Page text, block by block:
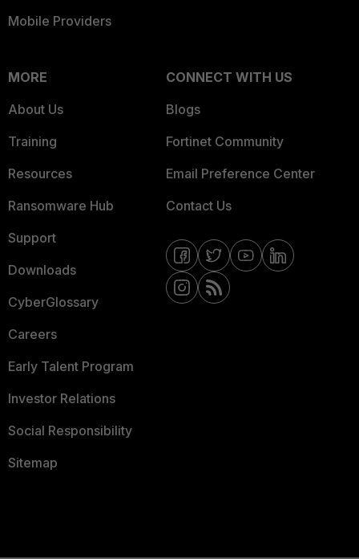
Mobile Providers
MORE
About Us
Training
Resources
Ransomware Hub
Support
Downloads
CyberGlossary
Careers
Early Talent Program
Investor Relations
Social Responsibility
Sitemap
CONNECT WITH US
Blogs
Fortinet Community
Email Preference Center
Contact Us